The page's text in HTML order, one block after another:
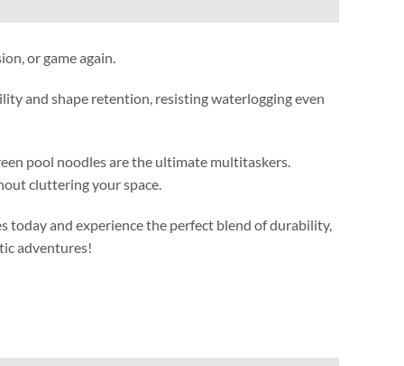
,or game again.
and shape retention, resisting waterlogging even
pool noodles are the ultimate multitaskers.
cluttering your space.
today and experience the perfect blend of durability,
adventures!